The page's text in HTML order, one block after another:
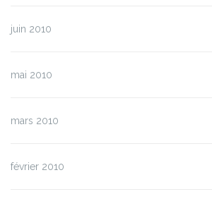
juin 2010
mai 2010
mars 2010
février 2010